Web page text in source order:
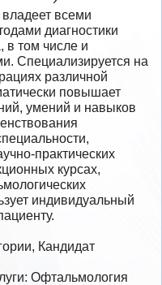
всеми
диагностики
в том числе и
Специализируется на
различной
повышает
умений и навыков
практических
курсах,
индивидуальный
Кандидат
Офтальмология